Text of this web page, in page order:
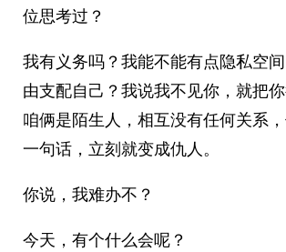
位思考过？
我有义务吗？我能不能有点隐私空
由支配自己？我说我不见你，就把
咱俩是陌生人，相互没有任何关系
一句话，立刻就变成仇人。
你说，我难办不？
今天，有个什么会呢？